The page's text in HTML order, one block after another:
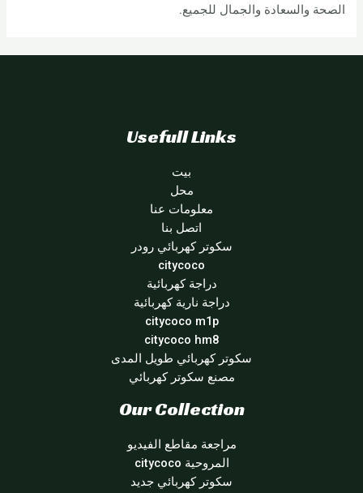
الصحة والسعادة والجمال للجميع.
Usefull Links
بيت
محل
معلومات عنا
اتصل بنا
سكوتر كهربائي رودر
citycoco
دراجة كهربائية
دراجة نارية كهربائية
citycoco m1p
citycoco hm8
سكوتر كهربائي طويل المدى
مصنع سكوتر كهربائي
Our Collection
مراجعة مقاطع الفيديو
المروحية citycoco
سكوتر كهربائي جديد